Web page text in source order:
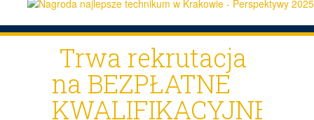
SZKOŁA
Egzaminy
UCZEŃ
Trwa rekrutacja
na BEZPŁATNE
KWALIFIKACYJNE